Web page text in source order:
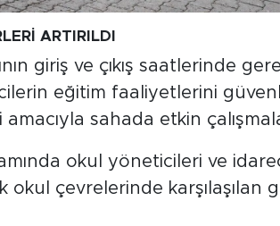
ARTIRILDI
giriş ve çıkış saatlerinde
eğitim faaliyetlerini
sahada etkin
okul yöneticileri ve
okul çevrelerinde karşılaşılan